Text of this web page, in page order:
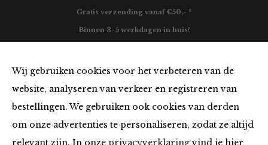
Wij gebruiken cookies voor het verbeteren van de
website, analyseren van verkeer en registreren van
bestellingen. We gebruiken ook cookies van derden
om onze advertenties te personaliseren, zodat ze altijd
relevant zijn. In onze privacyverklaringvind je hier
Gratis verzending vanaf €50,- *
Binnen 3-5 werkdagen in huis!
Must Haves